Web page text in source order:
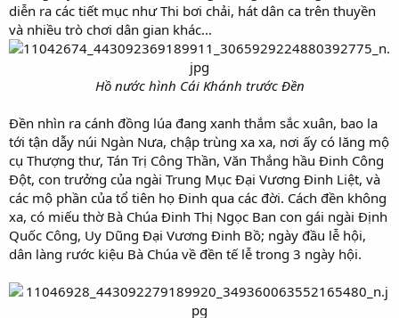
diễn ra các tiết mục như Thi bơi chải, hát dân ca trên thuyền
và nhiều trò chơi dân gian khác...
Hồ nước hình Cái Khánh trước Đền
Đền nhìn ra cánh đồng lúa đang xanh thắm sắc xuân, bao la
tới tận dẫy núi Ngàn Nưa, chập trùng xa xa, nơi ấy có lăng mộ
cụ Thượng thư, Tán Trị Công Thần, Văn Thắng hầu Đinh Công
Đột, con trưởng của ngài Trung Mục Đại Vương Đinh Liệt, và
các mộ phần của tổ tiên họ Đinh qua các đời. Cách đền không
xa, có miếu thờ Bà Chúa Đinh Thị Ngọc Ban con gái ngài Định
Quốc Công, Uy Dũng Đại Vương Đinh Bồ; ngày đầu lễ hội,
dân làng rước kiệu Bà Chúa về đền tế lễ trong 3 ngày hội.